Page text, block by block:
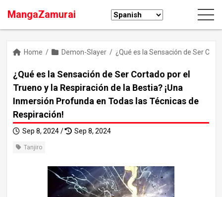
MangaZamurai
Home / Demon-Slayer / ¿Qué es la Sensación de Ser
¿Qué es la Sensación de Ser Cortado por el
Trueno y la Respiración de la Bestia? ¡Una
Inmersión Profunda en Todas las Técnicas de
Respiración!
Sep 8, 2024 / Sep 8, 2024
Tanjiro